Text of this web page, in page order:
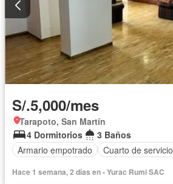
S/.5,000/mes
Tarapoto, San Martín
4 Dormitorios
3 Baños
Armario empotrado
Cuarto de servicio
Hace 1 semana, 2 días en - Yurac Rumi SAC